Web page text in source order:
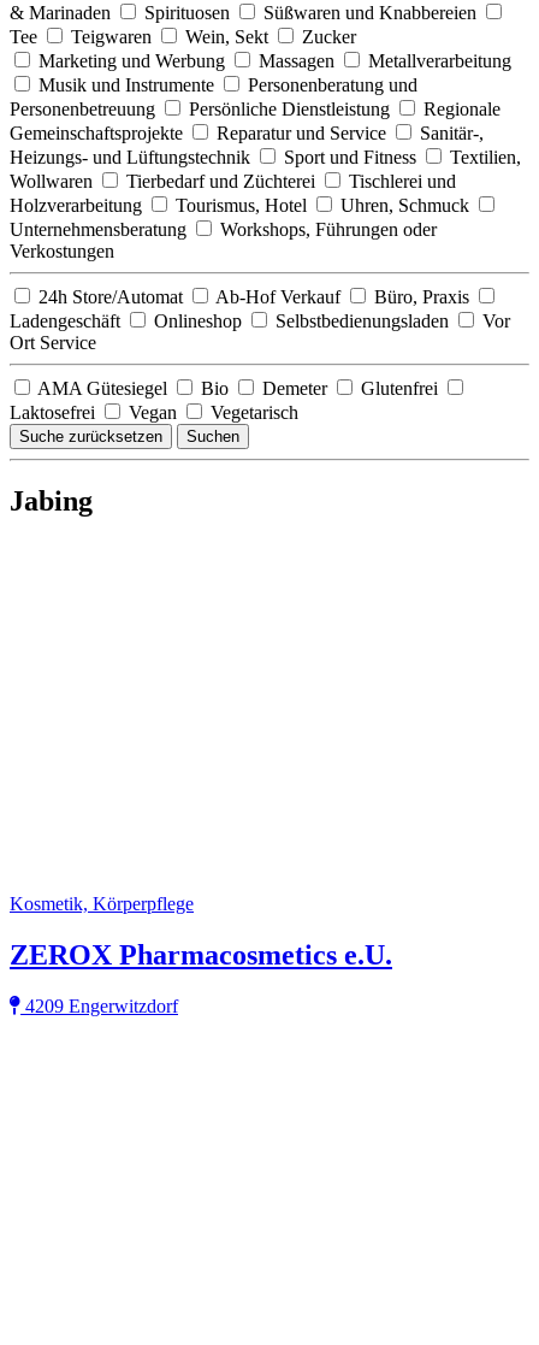
& Marinaden
Spirituosen
Süßwaren und Knabbereien
Tee
Teigwaren Wein, Sekt
Zucker
Marketing und Werbung
Massagen
Metallverarbeitung
Musik und Instrumente
Personenberatung und
Personenbetreuung
Persönliche Dienstleistung
Regionale
Gemeinschaftsprojekte
Reparatur und Service
Sanitär-,
Heizungs- und Lüftungstechnik
Sport und Fitness
Textilien,
Wollwaren
Tierbedarf und Züchterei
Tischlerei und
Holzverarbeitung
Tourismus, Hotel
Uhren, Schmuck
Unternehmensberatung
Workshops, Führungen oder
Verkostungen
24h Store/Automat Ab-Hof Verkauf
Büro, Praxis
Ladengeschäft
Onlineshop Selbstbedienungsladen
Vor
Ort Service
AMA Gütesiegel Bio Demeter
Glutenfrei
Laktosefrei
Vegan Vegetarisch
Suche zurücksetzen Suchen
Jabing
Kosmetik, Körperpflege
ZEROX Pharmacosmetics e.U.
4209 Engerwitzdorf